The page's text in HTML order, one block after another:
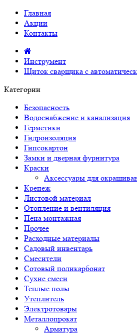
Главная
Акции
Контакты
Инструмент
Щиток сварщика с
Категории
Безопасность
Водоснабжение и канализация
Герметики
Гидроизоляция
Гипсокартон
Замки и дверная фурнитура
Краски
Аксессуары для
Крепеж
Листовой материал
Отопление и вентиляция
Пена монтажная
Прочее
Расходные материалы
Садовый инвентарь
Смесители
Сотовый поликарбонат
Сухие смеси
Теплые полы
Утеплитель
Электротовары
Металлопрокат
Арматура